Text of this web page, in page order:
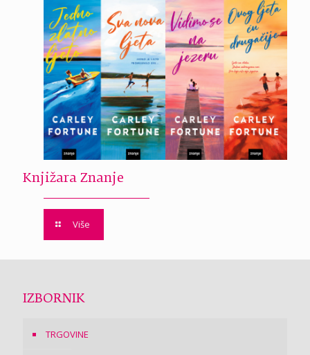
Knjižara Znanje
Više
IZBORNIK
TRGOVINE